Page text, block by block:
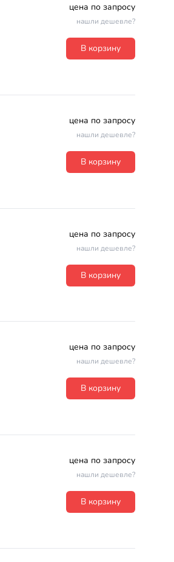
цена по запросу
нашли дешевле?
В корзину
цена по запросу
нашли дешевле?
В корзину
цена по запросу
нашли дешевле?
В корзину
цена по запросу
нашли дешевле?
В корзину
цена по запросу
нашли дешевле?
В корзину